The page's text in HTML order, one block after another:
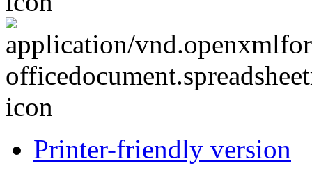
Printer-friendly version